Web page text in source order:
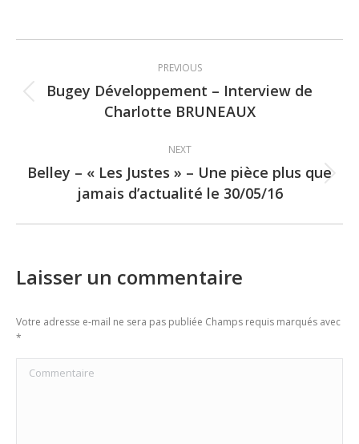
navigation
PREVIOUS
Previous
post:
Bugey Développement – Interview de
Charlotte BRUNEAUX
NEXT
Next
post:
Belley – « Les Justes » – Une pièce plus que
jamais d’actualité le 30/05/16
Laisser un commentaire
Votre adresse e-mail ne sera pas publiée Champs requis marqués avec
*
Commentaire